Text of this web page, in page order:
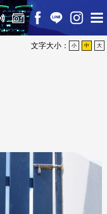
文字大小： 小 中 大